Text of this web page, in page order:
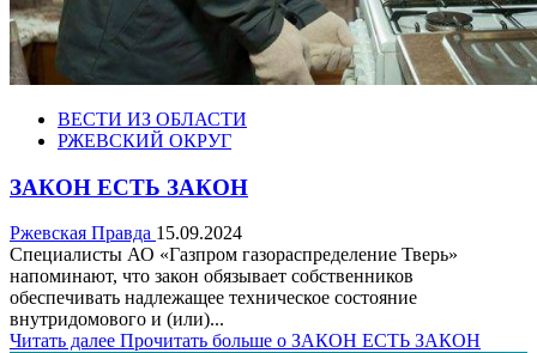
ВЕСТИ ИЗ ОБЛАСТИ
РЖЕВСКИЙ ОКРУГ
ЗАКОН ЕСТЬ ЗАКОН
Ржевская Правда 15.09.2024
Специалисты АО «Газпром газораспределение Тверь»
напоминают, что закон обязывает собственников
обеспечивать надлежащее техническое состояние
внутридомового и (или)...
Читать далее Прочитать больше о ЗАКОН ЕСТЬ ЗАКОН